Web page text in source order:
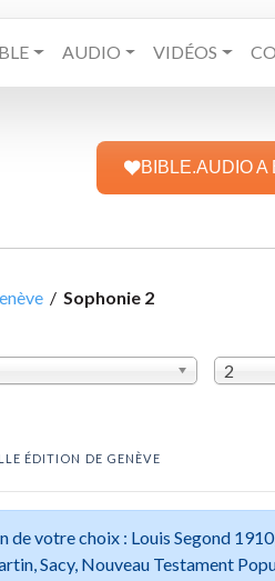
AUDIO VIDÉOS
BIBLE.AUDIO A
/ Sophonie 2
2
ÉDITION DE GENÈVE
de votre choix : Louis Segond
Sacy, Nouveau Testament